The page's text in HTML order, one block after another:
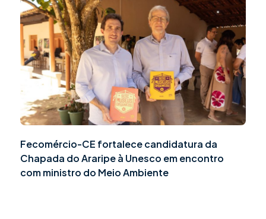
Fecomércio-CE fortalece candidatura da
Chapada do Araripe à Unesco em encontro
com ministro do Meio Ambiente